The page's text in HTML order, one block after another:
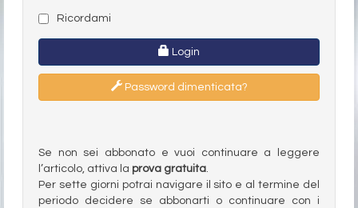
Ricordami
Login
Password dimenticata?
Se non sei abbonato e vuoi continuare a leggere
l’articolo, attiva la prova gratuita.
Per sette giorni potrai navigare il sito e al termine del
periodo decidere se abbonarti o continuare con i